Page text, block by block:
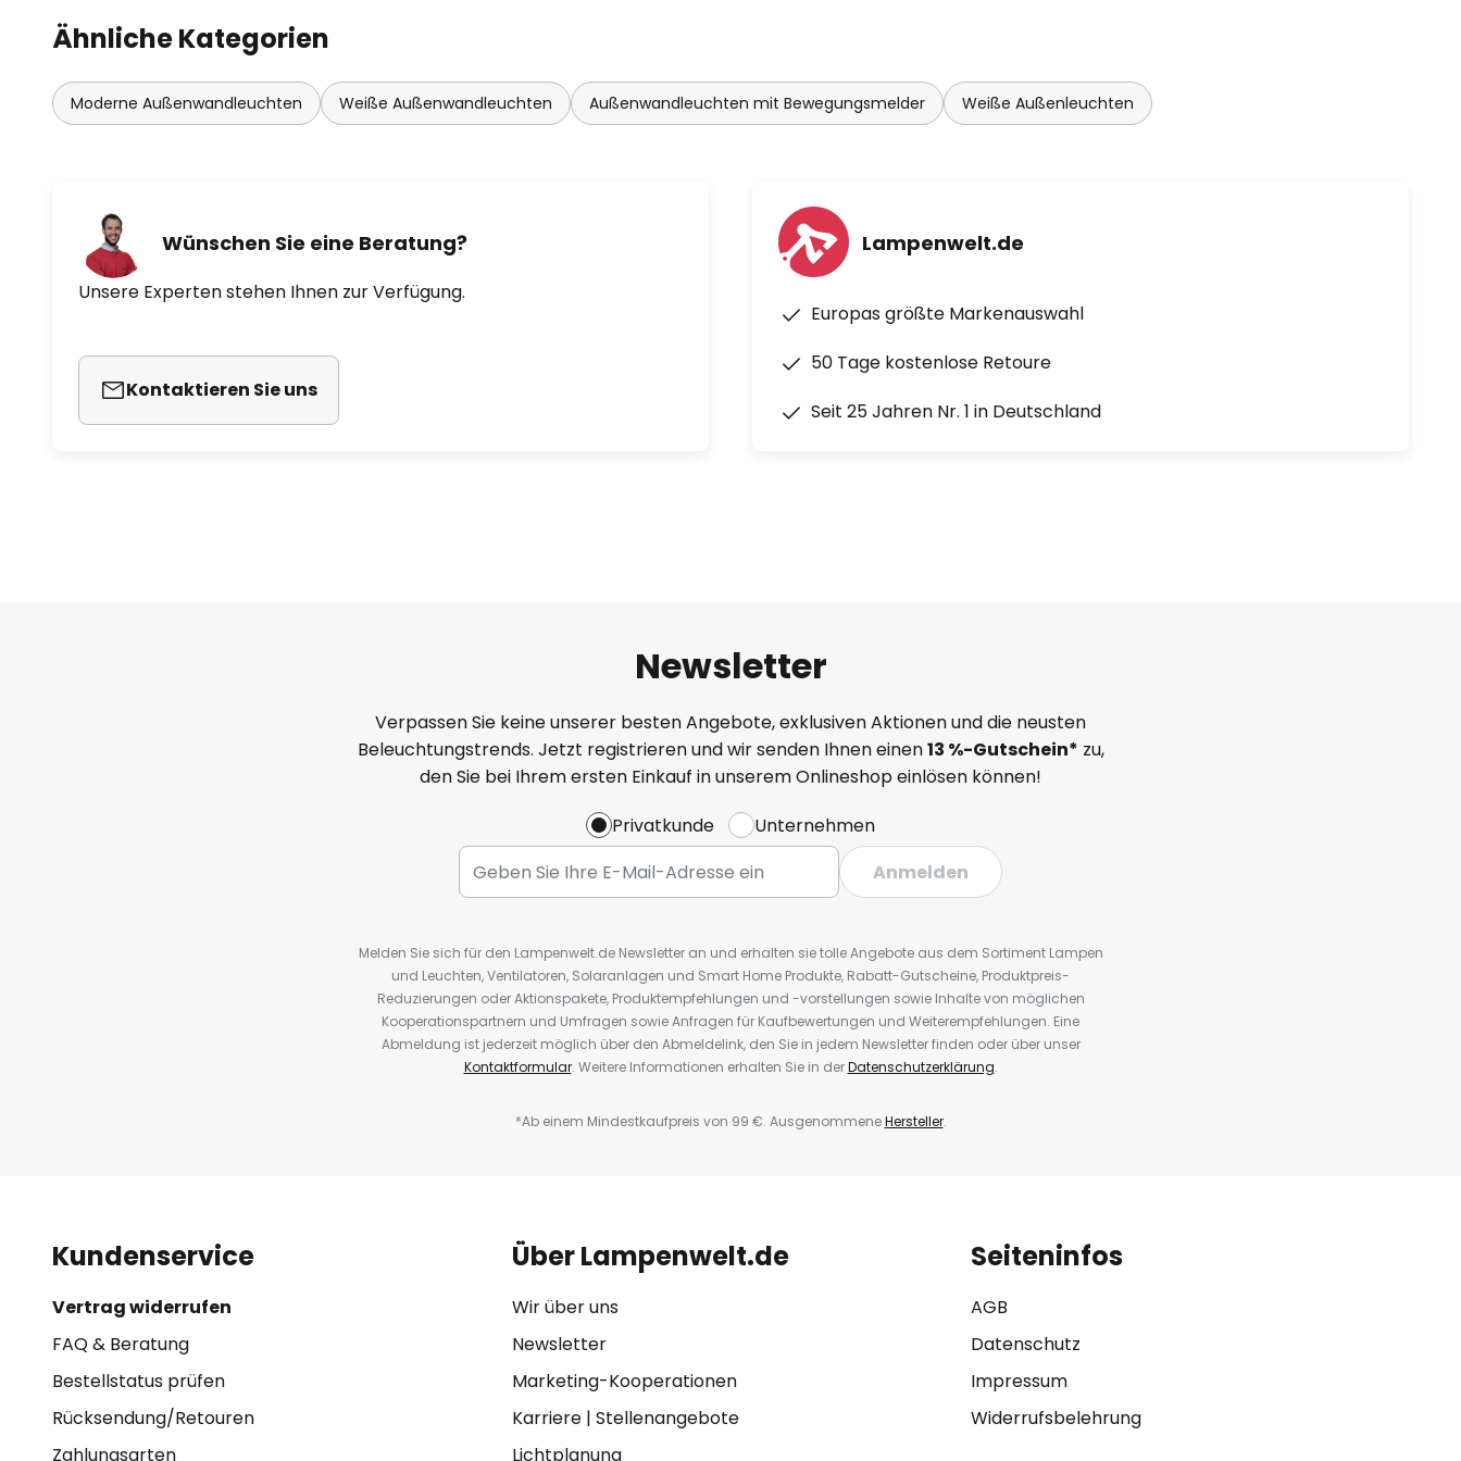
Ähnliche Kategorien
Moderne Außenwandleuchten Weiße Außenwandleuchten Außenwandleuchten mit Bewegungsmelder Weiße Außenleuchten
Wünschen Sie eine Beratung?
Unsere Experten stehen Ihnen zur Verfügung.
Kontaktieren Sie uns
Lampenwelt.de
Europas größte Markenauswahl
50 Tage kostenlose Retoure
Seit 25 Jahren Nr. 1 in Deutschland
Newsletter
Verpassen Sie keine unserer besten Angebote, exklusiven Aktionen und die neusten
Beleuchtungstrends. Jetzt registrieren und wir senden Ihnen einen13 %-Gutschein* zu,
den Sie bei Ihrem ersten Einkauf in unserem Onlineshop einlösen können!
Privatkunde
Unternehmen
Anmelden
Melden Sie sich für den Lampenwelt.de Newsletter an und erhalten sie tolle Angebote aus dem Sortiment Lampen
und Leuchten, Ventilatoren, Solaranlagen und Smart Home Produkte, Rabatt-Gutscheine, Produktpreis-
Reduzierungen oder Aktionspakete, Produktempfehlungen und -vorstellungen sowie Inhalte von möglichen
Kooperationspartnern und Umfragen sowie Anfragen für Kaufbewertungen und Weiterempfehlungen. Eine
Abmeldung ist jederzeit möglich über den Abmeldelink, den Sie in jedem Newsletter finden oder über unser
Kontaktformular. Weitere Informationen erhalten Sie in derDatenschutzerklärung.
*Ab einem Mindestkaufpreis von 99 €. AusgenommeneHersteller.
Kundenservice
Vertrag widerrufen
FAQ & Beratung
Bestellstatus prüfen
Rücksendung/Retouren
Zahlungsarten
Über Lampenwelt.de
Wir über uns
Newsletter
Marketing-Kooperationen
Karriere| Stellenangebote
Lichtplanung
Seiteninfos
AGB
Datenschutz
Impressum
Widerrufsbelehrung